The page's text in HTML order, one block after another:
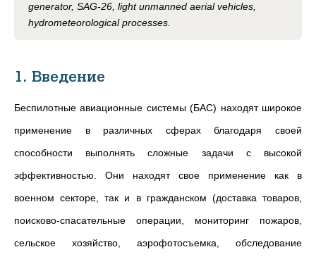
generator, SAG-26, light unmanned aerial vehicles,
hydrometeorological processes.
1. Введение
Беспилотные авиационные системы (БАС) находят широкое
применение в различных сферах благодаря своей
способности выполнять сложные задачи с высокой
эффективностью. Они находят свое применение как в
военном секторе, так и в гражданском (доставка товаров,
поисково-спасательные операции, мониторинг пожаров,
сельское хозяйство, аэрофотосъемка, обследование